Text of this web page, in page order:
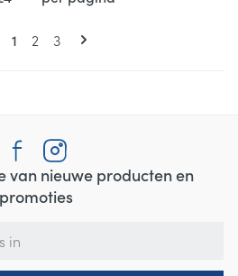
Pagina's
U lees momenteel pagina
1 Pagina
2 Pagina
3
van nieuwe producten en
promoties